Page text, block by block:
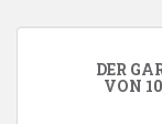
DER
VON